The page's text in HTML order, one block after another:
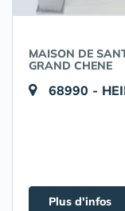
MAISON DE
GRAND CHENE
68990 -
Plus d'infos